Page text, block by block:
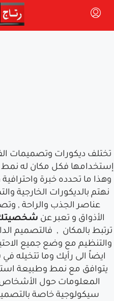
تختلف ديكورات وتصميمات
إستخدامها فكل مكان له نمط
وهذا ما تحدده خبرة واحترافية
نهتم بالديكورات الخارجية
عناصر الجذب والراحة ,
الأذواق و تعبر عن
ترتبط بالمكان , فالتصميم
والتنظيم مع وضع جميع
ايضاً الى رأيك وما تتخيله
يتوافق مع نمط وطبيعة
المعلومات حول
سيكولوجية خاصة